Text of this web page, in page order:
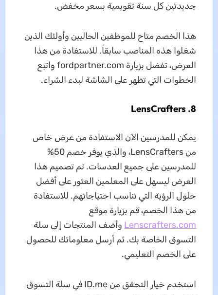
جديدتين كل سنة تقويمية بسعر مخفض.
هذا الخصم متاح للموظفين الحاليين وأولئك الذين
شغلوا هذه المناصب سابقاً. للاستفادة من هذا
العرض، تفضل بزيارة fordpartner.com واتبع
الخطوات التي تظهر على الشاشة لبدء الشراء.
8. LensCrafters
يمكن للمدرسين الآن الاستفادة من عرض خاص
من LensCrafters، والذي يوفر خصم 50%
للمدرسين على جميع العدسات. تم تصميم هذا
العرض ليسهل على المعلمين العثور على أفضل
حلول الرؤية التي تناسب احتياجاتهم. للاستفادة
من هذا الخصم، قم بزيارة موقع
Lenscrafters.com وأضف المنتجات إلى سلة
التسوق الخاصة بك. ثم أرسل معلوماتك للحصول
على الخصم التعليمي.
استخدم خيار التحقق من ID.me في سلة التسوق